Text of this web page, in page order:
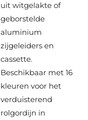
uit witgelakte of
geborstelde
aluminium
zijgeleiders en
cassette.
Beschikbaar met 16
kleuren voor het
verduisterend
rolgordijn in